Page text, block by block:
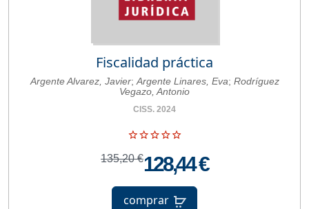
Fiscalidad práctica
Argente Alvarez, Javier; Argente Linares, Eva; Rodríguez
Vegazo, Antonio
CISS. 2024
135,20 €128,44 €
comprar